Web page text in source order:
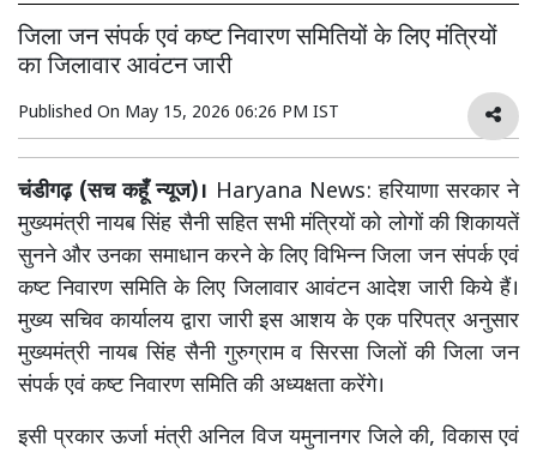
जिला जन संपर्क एवं कष्ट निवारण समितियों के लिए मंत्रियों
का जिलावार आवंटन जारी
Published On May 15, 2026 06:26 PM IST
चंडीगढ़ (सच कहूँ न्यूज)। Haryana News: हरियाणा सरकार ने
मुख्यमंत्री नायब सिंह सैनी सहित सभी मंत्रियों को लोगों की शिकायतें
सुनने और उनका समाधान करने के लिए विभिन्न जिला जन संपर्क एवं
कष्ट निवारण समिति के लिए जिलावार आवंटन आदेश जारी किये हैं।
मुख्य सचिव कार्यालय द्वारा जारी इस आशय के एक परिपत्र अनुसार
मुख्यमंत्री नायब सिंह सैनी गुरुग्राम व सिरसा जिलों की जिला जन
संपर्क एवं कष्ट निवारण समिति की अध्यक्षता करेंगे।
इसी प्रकार ऊर्जा मंत्री अनिल विज यमुनानगर जिले की, विकास एवं